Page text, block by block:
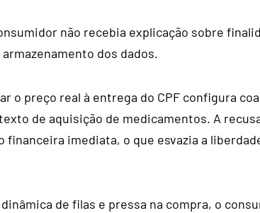
não recebia explicação sobre
dos dados.
o preço real à entrega do CPF configura
de aquisição de medicamentos. A
financeira imediata, o que esvazia a
de filas e pressa na compra, o